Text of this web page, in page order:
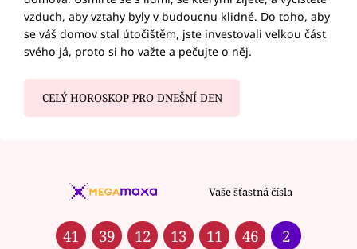
vzduch, aby vztahy byly v budoucnu klidné. Do toho, aby
se váš domov stal útočištěm, jste investovali velkou část
svého já, proto si ho važte a pečujte o něj.
CELÝ HOROSKOP PRO DNEŠNÍ DEN
Vaše šťastná čísla
41 39 12 13 11 46 2